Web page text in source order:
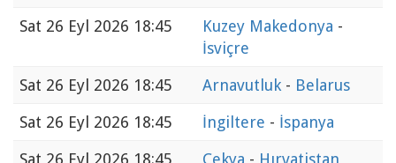
Sat 26 Eyl 2026 18:45 Kuzey Makedonya -
İsviçre
Sat 26 Eyl 2026 18:45 Arnavutluk - Belarus
Sat 26 Eyl 2026 18:45 İngiltere - İspanya
Sat 26 Eyl 2026 18:45 Çekya - Hırvatistan